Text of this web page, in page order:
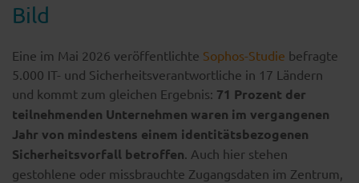
Bild
Eine im Mai 2026 veröffentlichte Sophos-Studie befragte
5.000 IT- und Sicherheitsverantwortliche in 17 Ländern
und kommt zum gleichen Ergebnis: 71 Prozent der
teilnehmenden Unternehmen waren im vergangenen
Jahr von mindestens einem identitätsbezogenen
Sicherheitsvorfall betroffen. Auch hier stehen
gestohlene oder missbrauchte Zugangsdaten im Zentrum,